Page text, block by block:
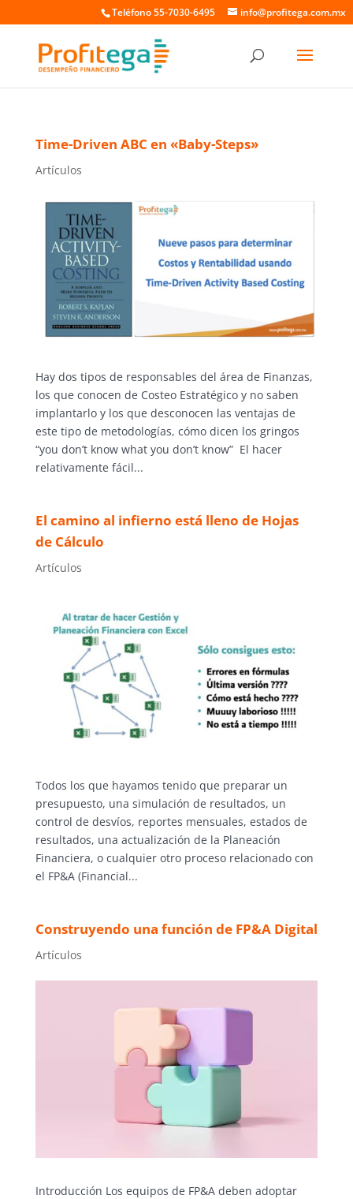
Teléfono 55-7030-6495 info@profitega.com.mx
Time-Driven ABC en «Baby-Steps»
Artículos
Hay dos tipos de responsables del área de Finanzas,
los que conocen de Costeo Estratégico y no saben
implantarlo y los que desconocen las ventajas de
este tipo de metodologías, cómo dicen los gringos
“you don’t know what you don’t know” El hacer
relativamente fácil...
El camino al infierno está lleno de Hojas
de Cálculo
Artículos
Todos los que hayamos tenido que preparar un
presupuesto, una simulación de resultados, un
control de desvíos, reportes mensuales, estados de
resultados, una actualización de la Planeación
Financiera, o cualquier otro proceso relacionado con
el FP&A (Financial...
Construyendo una función de FP&A Digital
Artículos
Introducción Los equipos de FP&A deben adoptar